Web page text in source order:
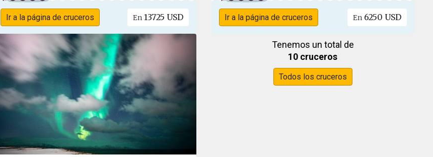
Ir a la página de cruceros En 13725 USD Ir a la página de cruceros En 6250 USD
Tenemos un total de
10 cruceros
Todos los cruceros